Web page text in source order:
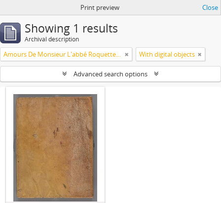
Print preview Close
Showing 1 results
Archival description
Amours De Monsieur L'abbé Roquette avec Mademoiselle de Montauzier par Monsieur L'abbé Le Camus 1667 With digital objects
Advanced search options